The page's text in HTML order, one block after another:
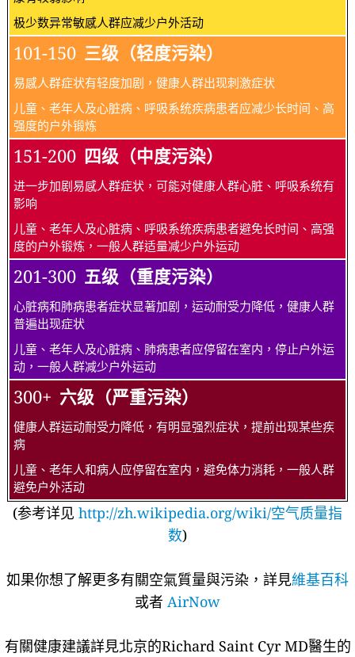
极少数异常敏感人群应减少户外活动
101-150 三级（轻度污染）
易感人群症状有轻度加剧，健康人群出现刺激症状
儿童、老年人及心脏病、呼吸系统疾病患者应减少长时间、高
强度的户外锻炼
151-200 四级（中度污染）
进一步加剧易感人群症状，可能对健康人群心脏、呼吸系统有
影响
儿童、老年人及心脏病、呼吸系统疾病患者避免长时间、高强
度的户外锻炼，一般人群适量减少户外运动
201-300 五级（重度污染）
心脏病和肺病患者症状显著加剧，运动耐受力降低，健康人群
普遍出现症状
儿童、老年人及心脏病、肺病患者应停留在室内，停止户外运
动，一般人群减少户外运动
300+ 六级（严重污染）
健康人群运动耐受力降低，有明显强烈症状，提前出现某些疾
病
儿童、老年人和病人应停留在室内，避免体力消耗，一般人群
避免户外活动
(参考详见 http://zh.wikipedia.org/wiki/空气质量指
数)
如果你想了解更多有關空氣質量與污染，詳見維基百科
或者 AirNow
有關健康建議詳​​見北京的Richard Saint Cyr MD醫生的